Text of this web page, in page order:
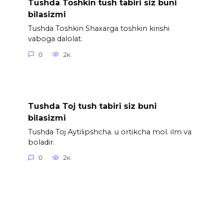
Tushda Toshkin tush tabiri siz buni
bilasizmi
Tushda Toshkin Shaxarga toshkin kirishi
vaboga dalolat.
0 2к.
Tushda Toj tush tabiri siz buni
bilasizmi
Tushda Toj Aytilipshcha. u ortikcha mol. ilm va
boladir.
0 2к.